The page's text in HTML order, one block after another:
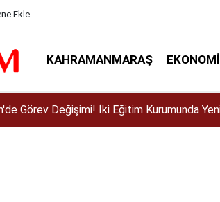
Ekle
KAHRAMANMARAŞ EKONOMI
konser için Kahramanmaraş’a geliyor!